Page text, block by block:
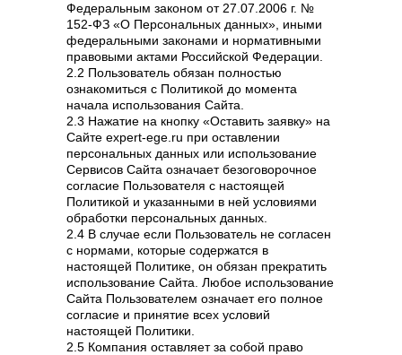
Федеральным законом от 27.07.2006 г. №
152-ФЗ «О Персональных данных», иными
федеральными законами и нормативными
правовыми актами Российской Федерации.
2.2 Пользователь обязан полностью
ознакомиться с Политикой до момента
начала использования Сайта.
2.3 Нажатие на кнопку «Оставить заявку» на
Сайте expert-ege.ru при оставлении
персональных данных или использование
Сервисов Сайта означает безоговорочное
согласие Пользователя с настоящей
Политикой и указанными в ней условиями
обработки персональных данных.
2.4 В случае если Пользователь не согласен
с нормами, которые содержатся в
настоящей Политике, он обязан прекратить
использование Сайта. Любое использование
Сайта Пользователем означает его полное
согласие и принятие всех условий
настоящей Политики.
2.5 Компания оставляет за собой право